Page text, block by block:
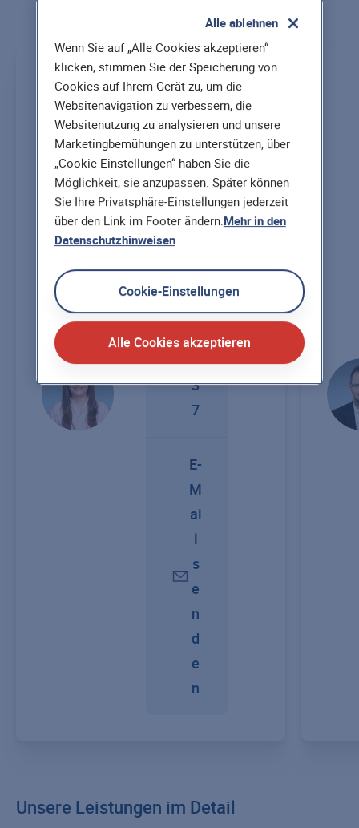
Catharina
Green
0
5
1
5
6
5
6
3
7
E-
M
ai
l
s
e
n
d
e
n
Unsere Leistungen im Detail
Wenn Sie auf „Alle Cookies akzeptieren“
klicken, stimmen Sie der Speicherung von
Cookies auf Ihrem Gerät zu, um die
Websitenavigation zu verbessern, die
Websitenutzung zu analysieren und unsere
Marketingbemühungen zu unterstützen, über
„Cookie Einstellungen“ haben Sie die
Möglichkeit, sie anzupassen. Später können
Sie Ihre Privatsphäre-Einstellungen jederzeit
über den Link im Footer ändern.Mehr in den
Datenschutzhinweisen
Cookie-Einstellungen
Alle Cookies akzeptieren
Alle ablehnen